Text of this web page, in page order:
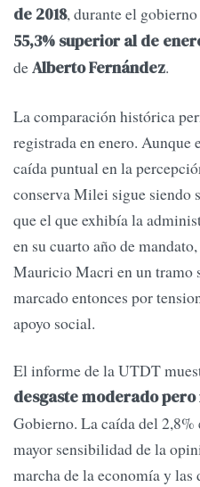
de 2018, durante el
55,3% superior al de
deAlberto Fernández.
La comparación histórica
registrada en enero. Aunque
caída puntual en la
conserva Milei sigue siendo
que el que exhibía la
en su cuarto año de
Mauricio Macri en un tramo
marcado entonces por
apoyo social.
El informe de la UTDT
desgaste moderado
Gobierno. La caída del 2,8%
mayor sensibilidad de la
marcha de la economía y